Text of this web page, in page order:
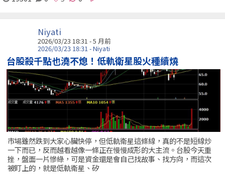
Niyati
2026/03/23 18:31 - 5 月前
2026/03/23 18:31 - Niyati
台股殺千點也澆不熄！低軌衛星股火種續燒
市場雖然跌到大家心臟快停，但低軌衛星這條線，真的不是短線炒
一下而已，反而越看越像一條正在慢慢成形的大主流。台股今天重
挫，盤面一片慘綠，可是資金還是會自己找故事、找方向，而這次
被盯上的，就是低軌衛星、矽